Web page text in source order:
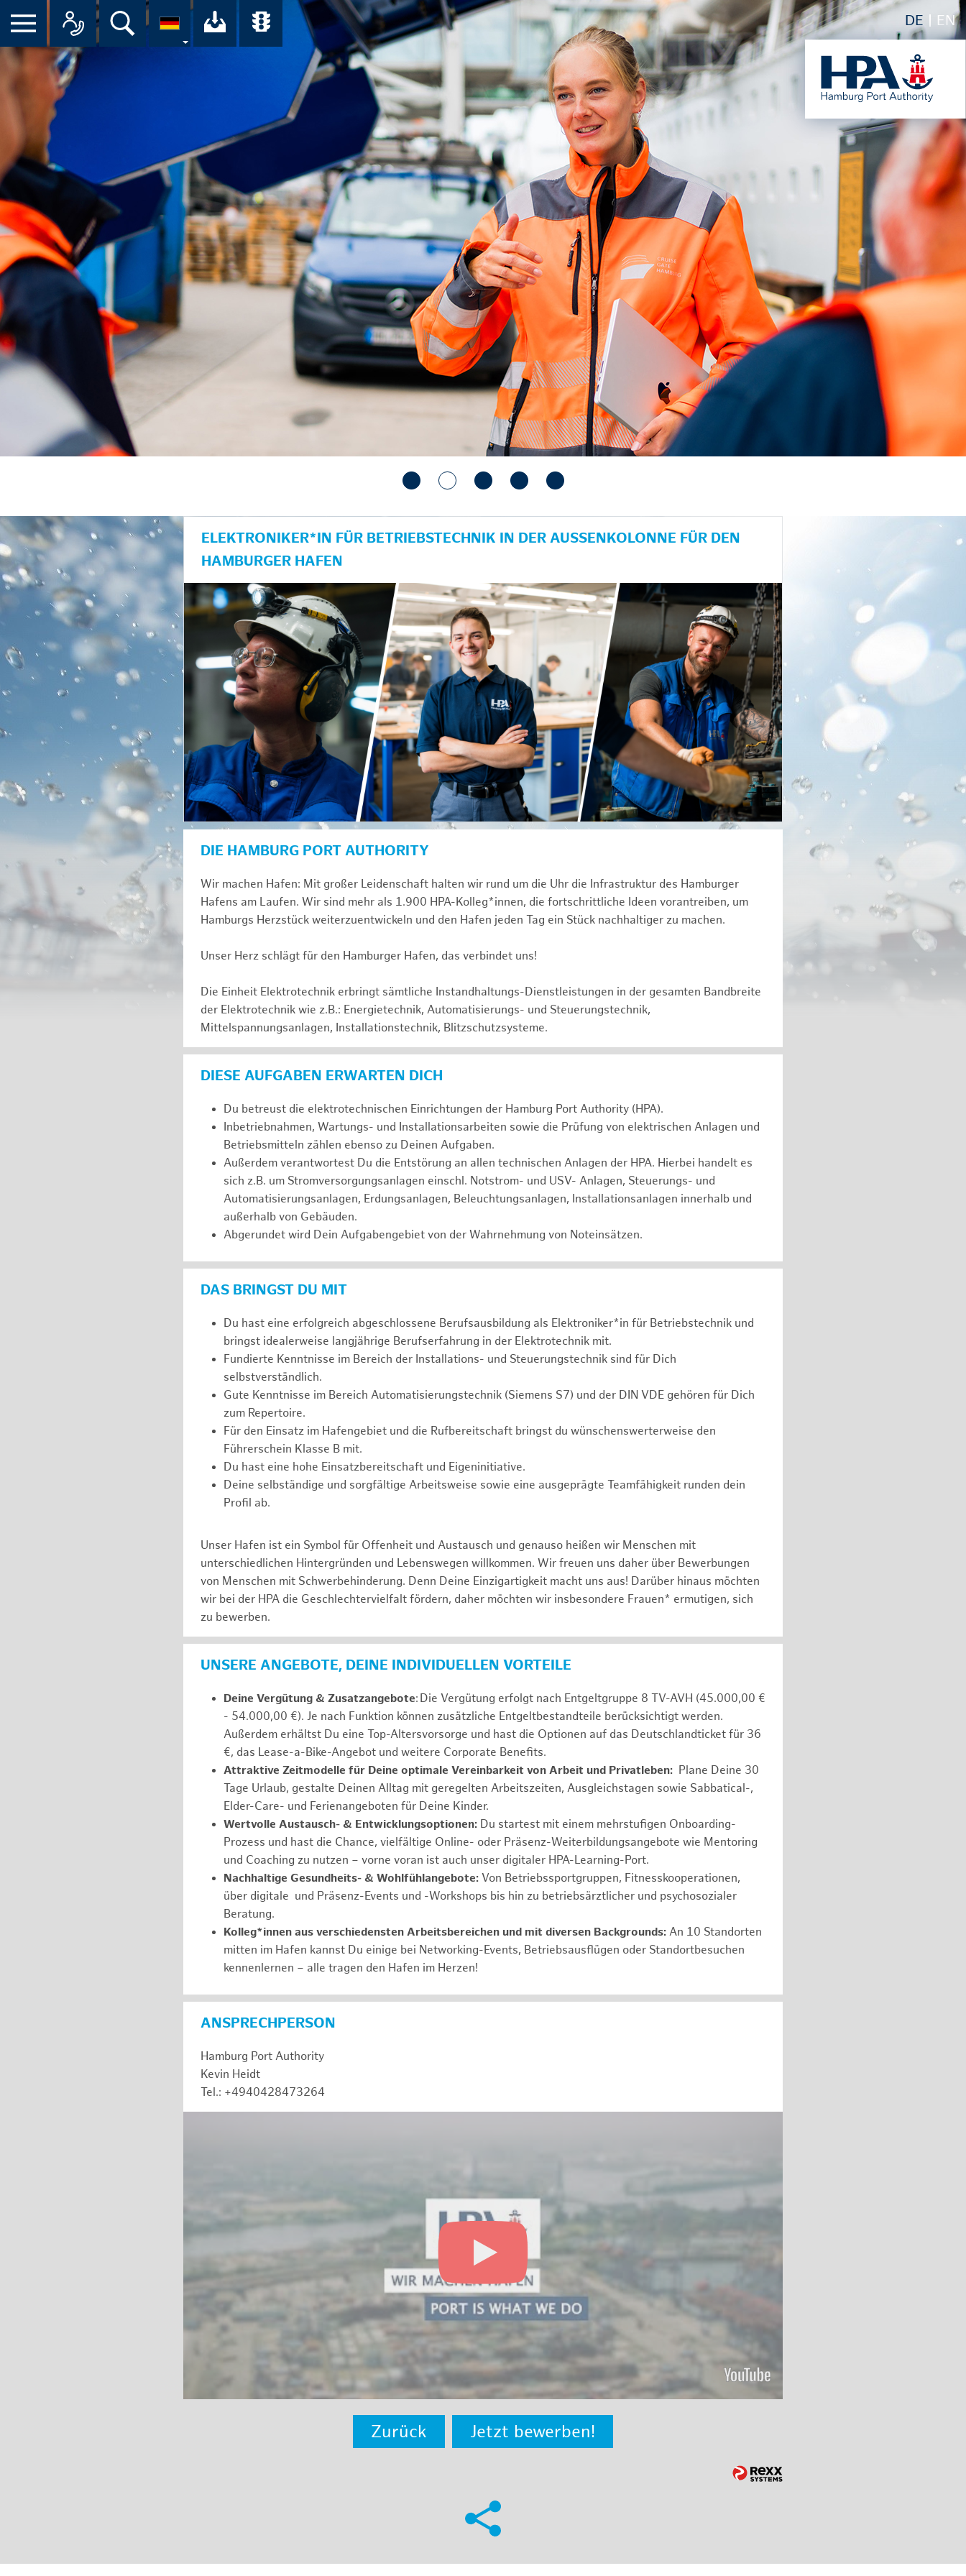
DE EN
Suche Ihr Download-Center der HPA
Übersicht aller Verkehrsmeldungen im Hafen am
ELEKTRONIKER*IN FÜR BETRIEBSTECHNIK IN DER AUSSENKOLONNE FÜR DEN H
AMBURGER HAFEN
DIE HAMBURG PORT AUTHORITY
Wir machen Hafen: Mit großer Leidenschaft halten wir rund um die Uhr die Infrastruktur des Hamburger
Hafens am Laufen. Wir sind mehr als 1.900 HPA-Kolleg*innen, die fortschrittliche Ideen vorantreiben, um
Hamburgs Herzstück weiterzuentwickeln und den Hafen jeden Tag ein Stück nachhaltiger zu machen.
Unser Herz schlägt für den Hamburger Hafen, das verbindet uns!
Die Einheit Elektrotechnik erbringt sämtliche Instandhaltungs-Dienstleistungen in der gesamten Bandbreite
der Elektrotechnik wie z.B.: Energietechnik, Automatisierungs- und Steuerungstechnik,
Mittelspannungsanlagen, Installationstechnik, Blitzschutzsysteme.
DIESE AUFGABEN ERWARTEN DICH
Du betreust die elektrotechnischen Einrichtungen der Hamburg Port Authority (HPA).
Inbetriebnahmen, Wartungs- und Installationsarbeiten sowie die Prüfung von elektrischen Anlagen und
Betriebsmitteln zählen ebenso zu Deinen Aufgaben.
Außerdem verantwortest Du die Entstörung an allen technischen Anlagen der HPA. Hierbei handelt es
sich z.B. um Stromversorgungsanlagen einschl. Notstrom- und USV- Anlagen, Steuerungs- und
Automatisierungsanlagen, Erdungsanlagen, Beleuchtungsanlagen, Installationsanlagen innerhalb und
außerhalb von Gebäuden.
Abgerundet wird Dein Aufgabengebiet von der Wahrnehmung von Noteinsätzen.
DAS BRINGST DU MIT
Du hast eine erfolgreich abgeschlossene Berufsausbildung als Elektroniker*in für Betriebstechnik und
bringst idealerweise langjährige Berufserfahrung in der Elektrotechnik mit.
Fundierte Kenntnisse im Bereich der Installations- und Steuerungstechnik sind für Dich
selbstverständlich.
Gute Kenntnisse im Bereich Automatisierungstechnik (Siemens S7) und der DIN VDE gehören für Dich
zum Repertoire.
Für den Einsatz im Hafengebiet und die Rufbereitschaft bringst du wünschenswerterweise den
Führerschein Klasse B mit.
Du hast eine hohe Einsatzbereitschaft und Eigeninitiative.
Deine selbständige und sorgfältige Arbeitsweise sowie eine ausgeprägte Teamfähigkeit runden dein
Profil ab.
Unser Hafen ist ein Symbol für Offenheit und Austausch und genauso heißen wir Menschen mit
unterschiedlichen Hintergründen und Lebenswegen willkommen. Wir freuen uns daher über Bewerbungen
von Menschen mit Schwerbehinderung. Denn Deine Einzigartigkeit macht uns aus! Darüber hinaus möchten
wir bei der HPA die Geschlechtervielfalt fördern, daher möchten wir insbesondere Frauen* ermutigen, sich
zu bewerben.
UNSERE ANGEBOTE, DEINE INDIVIDUELLEN VORTEILE
Deine Vergütung & Zusatzangebote: Die Vergütung erfolgt nach Entgeltgruppe 8 TV-AVH (45.000,00 €
- 54.000,00 €). Je nach Funktion können zusätzliche Entgeltbestandteile berücksichtigt werden.
Außerdem erhältst Du eine Top-Altersvorsorge und hast die Optionen auf das Deutschlandticket für 36
€, das Lease-a-Bike-Angebot und weitere Corporate Benefits.
Attraktive Zeitmodelle für Deine optimale Vereinbarkeit von Arbeit und Privatleben: Plane Deine 30
Tage Urlaub, gestalte Deinen Alltag mit geregelten Arbeitszeiten, Ausgleichstagen sowie Sabbatical-,
Elder-Care- und Ferienangeboten für Deine Kinder.
Wertvolle Austausch- & Entwicklungsoptionen: Du startest mit einem mehrstufigen Onboarding-
Prozess und hast die Chance, vielfältige Online- oder Präsenz-Weiterbildungsangebote wie Mentoring
und Coaching zu nutzen – vorne voran ist auch unser digitaler HPA-Learning-Port.
Nachhaltige Gesundheits- & Wohlfühlangebote: Von Betriebssportgruppen, Fitnesskooperationen,
über digitale und Präsenz-Events und -Workshops bis hin zu betriebsärztlicher und psychosozialer
Beratung.
Kolleg*innen aus verschiedensten Arbeitsbereichen und mit diversen Backgrounds: An 10 Standorten
mitten im Hafen kannst Du einige bei Networking-Events, Betriebsausflügen oder Standortbesuchen
kennenlernen – alle tragen den Hafen im Herzen!
ANSPRECHPERSON
Hamburg Port Authority
Kevin Heidt
Tel.: +4940428473264
Zurück Jetzt bewerben!